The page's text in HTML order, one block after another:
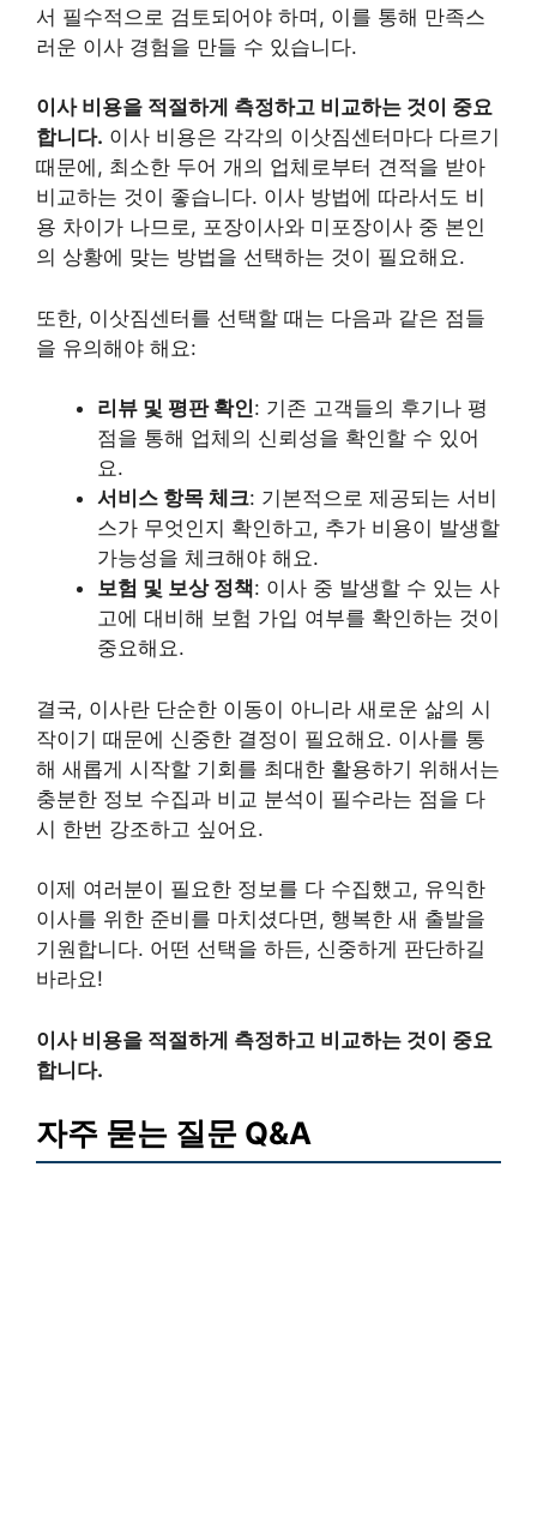
서 필수적으로 검토되어야 하며, 이를 통해 만족스
러운 이사 경험을 만들 수 있습니다.
이사 비용을 적절하게 측정하고 비교하는 것이 중요
합니다. 이사 비용은 각각의 이삿짐센터마다 다르기
때문에, 최소한 두어 개의 업체로부터 견적을 받아
비교하는 것이 좋습니다. 이사 방법에 따라서도 비
용 차이가 나므로, 포장이사와 미포장이사 중 본인
의 상황에 맞는 방법을 선택하는 것이 필요해요.
또한, 이삿짐센터를 선택할 때는 다음과 같은 점들
을 유의해야 해요:
리뷰 및 평판 확인: 기존 고객들의 후기나 평
점을 통해 업체의 신뢰성을 확인할 수 있어
요.
서비스 항목 체크: 기본적으로 제공되는 서비
스가 무엇인지 확인하고, 추가 비용이 발생할
가능성을 체크해야 해요.
보험 및 보상 정책: 이사 중 발생할 수 있는 사
고에 대비해 보험 가입 여부를 확인하는 것이
중요해요.
결국, 이사란 단순한 이동이 아니라 새로운 삶의 시
작이기 때문에 신중한 결정이 필요해요. 이사를 통
해 새롭게 시작할 기회를 최대한 활용하기 위해서는
충분한 정보 수집과 비교 분석이 필수라는 점을 다
시 한번 강조하고 싶어요.
이제 여러분이 필요한 정보를 다 수집했고, 유익한
이사를 위한 준비를 마치셨다면, 행복한 새 출발을
기원합니다. 어떤 선택을 하든, 신중하게 판단하길
바라요!
이사 비용을 적절하게 측정하고 비교하는 것이 중요
합니다.
자주 묻는 질문 Q&A